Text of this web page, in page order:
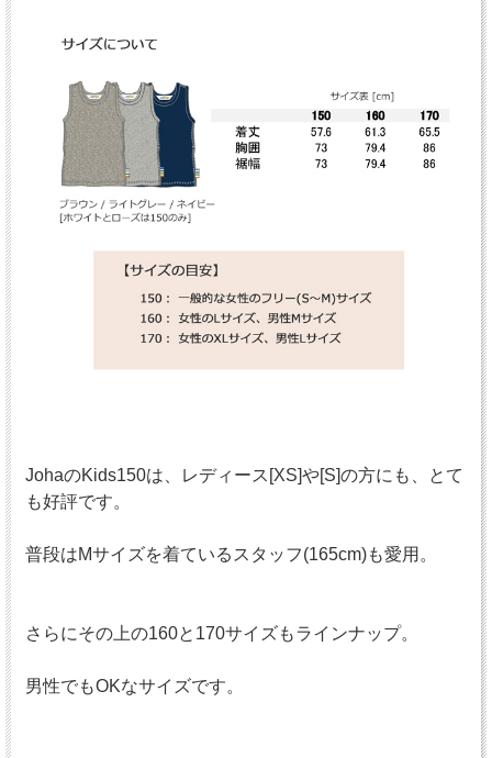
JohaのKids150は、レディース[XS]や[S]の方にも、とて
も好評です。
普段はMサイズを着ているスタッフ(165cm)も愛用。
さらにその上の160と170サイズもラインナップ。
男性でもOKなサイズです。